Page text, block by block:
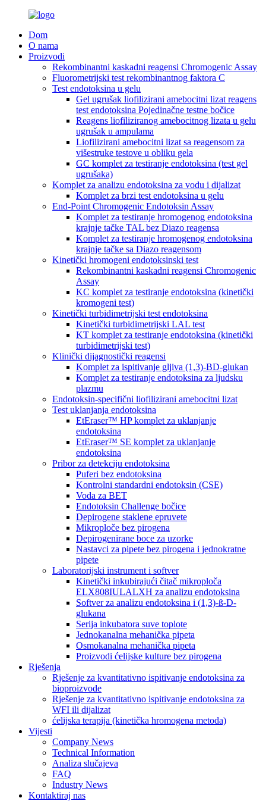
Dom
O nama
Proizvodi
Rekombinantni kaskadni reagensi Chromogenic Assay
Fluorometrijski test rekombinantnog faktora C
Test endotoksina u gelu
Gel ugrušak liofilizirani amebocitni lizat reagens
test endotoksina Pojedinačne testne bočice
Reagens liofiliziranog amebocitnog lizata u gelu
ugrušak u ampulama
Liofilizirani amebocitni lizat sa reagensom za
višestruke testove u obliku gela
GC komplet za testiranje endotoksina (test gel
ugrušaka)
Komplet za analizu endotoksina za vodu i dijalizat
Komplet za brzi test endotoksina u gelu
End-Point Chromogenic Endotoksin Assay
Komplet za testiranje hromogenog endotoksina
krajnje tačke TAL bez Diazo reagensa
Komplet za testiranje hromogenog endotoksina
krajnje tačke sa Diazo reagensom
Kinetički hromogeni endotoksinski test
Rekombinantni kaskadni reagensi Chromogenic
Assay
KC komplet za testiranje endotoksina (kinetički
kromogeni test)
Kinetički turbidimetrijski test endotoksina
Kinetički turbidimetrijski LAL test
KT komplet za testiranje endotoksina (kinetički
turbidimetrijski test)
Klinički dijagnostički reagensi
Komplet za ispitivanje gljiva (1,3)-BD-glukan
Komplet za testiranje endotoksina za ljudsku
plazmu
Endotoksin-specifični liofilizirani amebocitni lizat
Test uklanjanja endotoksina
EtEraser™ HP komplet za uklanjanje
endotoksina
EtEraser™ SE komplet za uklanjanje
endotoksina
Pribor za detekciju endotoksina
Puferi bez endotoksina
Kontrolni standardni endotoksin (CSE)
Voda za BET
Endotoksin Challenge bočice
Depirogene staklene epruvete
Mikroploče bez pirogena
Depirogenirane boce za uzorke
Nastavci za pipete bez pirogena i jednokratne
pipete
Laboratorijski instrument i softver
Kinetički inkubirajući čitač mikroploča
ELX808IULALXH za analizu endotoksina
Softver za analizu endotoksina i (1,3)-ß-D-
glukana
Serija inkubatora suve toplote
Jednokanalna mehanička pipeta
Osmokanalna mehanička pipeta
Proizvodi ćelijske kulture bez pirogena
Rješenja
Rješenje za kvantitativno ispitivanje endotoksina za
bioproizvode
Rješenje za kvantitativno ispitivanje endotoksina za
WFI ili dijalizat
ćelijska terapija (kinetička hromogena metoda)
Vijesti
Company News
Technical Information
Analiza slučajeva
FAQ
Industry News
Kontaktiraj nas